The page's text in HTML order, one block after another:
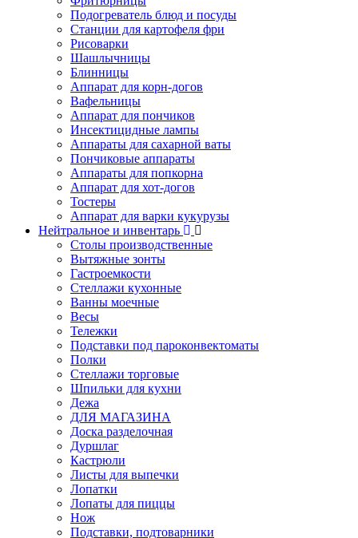
Подогреватель блюд и посуды
Станции для картофеля фри
Рисоварки
Шашлычницы
Блинницы
Аппарат для корн-догов
Вафельницы
Аппарат для пончиков
Инсектицидные лампы
Аппараты для сахарной ваты
Пончиковые аппараты
Аппараты для попкорна
Аппарат для хот-догов
Тостеры
Аппарат для варки кукурузы
Нейтральное и инвентарь
Столы производственные
Вытяжные зонты
Гастроемкости
Стеллажи кухонные
Ванны моечные
Весы
Тележки
Подставки под пароконвектоматы
Полки
Стеллажи торговые
Шпильки для кухни
Дежа
ДЛЯ МАГАЗИНА
Доска разделочная
Дуршлаг
Кастрюли
Листы для выпечки
Лопатки
Лопаты для пиццы
Нож
Подставки, подтоварники